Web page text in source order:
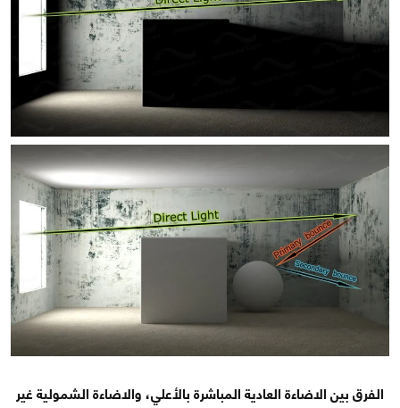
الفرق بين الاضاءة العادية المباشرة بالأعلي، والاضاءة الشمولية غير